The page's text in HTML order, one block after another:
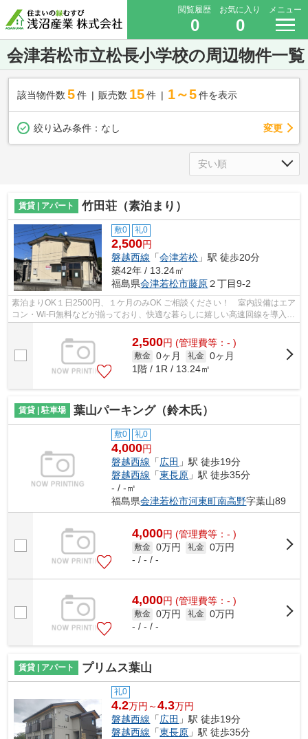
閲覧履歴
0
お気に入り
0
メニュー
会津若松市立松長小学校の周辺物件一覧
該当物件数 5件 販売数 15 件 1～5 件を表示
絞り込み条件： なし 変更
賃貸 | アパート 竹田荘（素泊まり）
敷0 礼0
2,500円
磐越西線 「会津若松 」駅 徒歩20分
築42年 / 13.24㎡
福島県会津若松市藤原２丁目9-2
素泊まりOK１日2500円、１ケ月のみOK ご相談ください！ 室内設備はエア
コン・Wi-Fi無料などが揃っており、快適な暮らしに嬉しい高速回線を導入し
ました。ワンルームでの滞在がとても...
2,500円 (管理費等：- )
敷金 0ヶ月 礼金 0ヶ月
1階 / 1R / 13.24㎡
賃貸 | 駐車場 葉山パーキング（鈴木氏）
敷0 礼0
4,000円
磐越西線 「広田 」駅 徒歩19分
磐越西線 「東長原 」駅 徒歩35分
- / -㎡
福島県会津若松市河東町南高野字葉山89
4,000円 (管理費等：- )
敷金 0万円 礼金 0万円
- / - / -
4,000円 (管理費等：- )
敷金 0万円 礼金 0万円
- / - / -
賃貸 | アパート プリムス葉山
礼0
4.2万円～4.3万円
磐越西線 「広田 」駅 徒歩19分
磐越西線 「東長原 」駅 徒歩35分